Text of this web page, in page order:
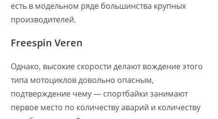
есть в модельном ряде большинства крупных
производителей.
Freespin Veren
Однако, высокие скорости делают вождение этого
типа мотоциклов довольно опасным,
подтверждение чему — спортбайки занимают
первое место по количеству аварий и количеству